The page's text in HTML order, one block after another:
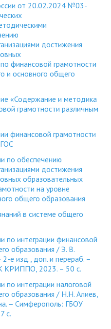
от 20.02.2024 №03-
достижения
финансовой грамотности
и основного общего
«Содержание и методика
грамотности различным
финансовой грамотности
по обеспечению
достижения
образовательных
на уровне
общего образования
в системе общего
по интеграции финансовой
образования / Э. В.
2-е изд., доп. и перераб. –
КРИППО, 2023. – 50 с.
по интеграции налоговой
образования / Н.Н. Алиев,
– Симферополь: ГБОУ
с.